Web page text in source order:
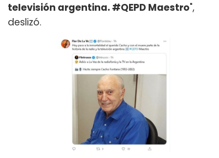
televisión argentina. #QEPD Maestro",
deslizó.